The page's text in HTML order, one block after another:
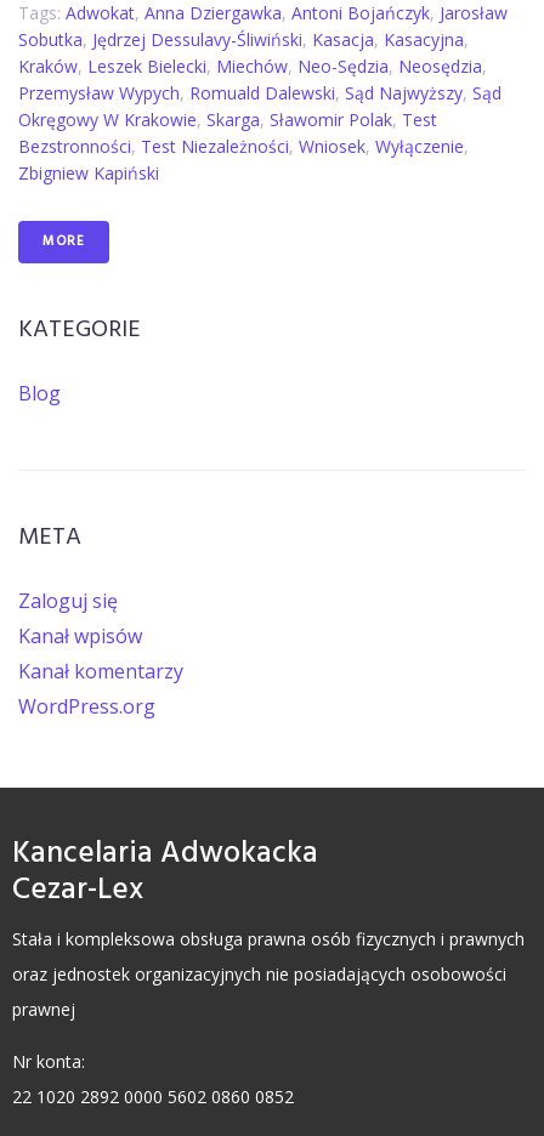
Tags: Adwokat, Anna Dziergawka, Antoni Bojańczyk, Jarosław
Sobutka, Jędrzej Dessulavy-Śliwiński, Kasacja, Kasacyjna,
Kraków, Leszek Bielecki, Miechów, Neo-Sędzia, Neosędzia,
Przemysław Wypych, Romuald Dalewski, Sąd Najwyższy, Sąd
Okręgowy W Krakowie, Skarga, Sławomir Polak, Test
Bezstronności, Test Niezależności, Wniosek, Wyłączenie,
Zbigniew Kapiński
MORE
KATEGORIE
Blog
META
Zaloguj się
Kanał wpisów
Kanał komentarzy
WordPress.org
Kancelaria Adwokacka
Cezar-Lex
Stała i kompleksowa obsługa prawna osób fizycznych i prawnych
oraz jednostek organizacyjnych nie posiadających osobowości
prawnej
Nr konta:
22 1020 2892 0000 5602 0860 0852